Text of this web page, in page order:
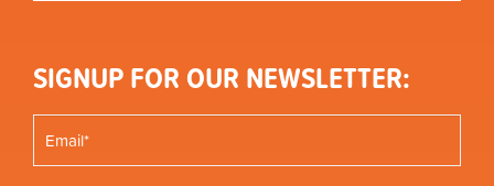
SIGNUP FOR OUR NEWSLETTER: